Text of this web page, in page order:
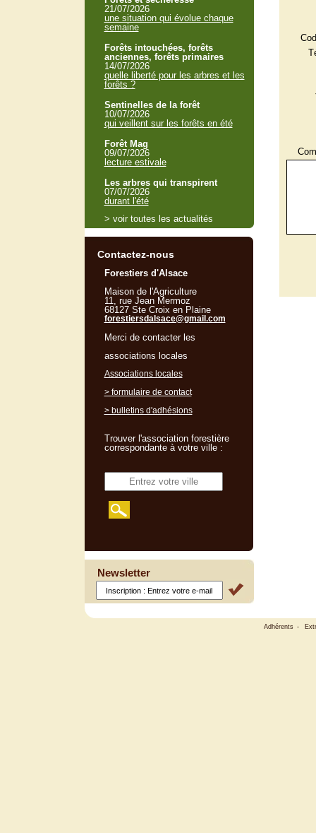
21/07/2026
une situation qui évolue chaque
semaine
Forêts intouchées, forêts
anciennes, forêts primaires
14/07/2026
quelle liberté pour les arbres et les
forêts ?
Sentinelles de la forêt
10/07/2026
qui veillent sur les forêts en été
Forêt Mag
09/07/2026
lecture estivale
Les arbres qui transpirent
07/07/2026
durant l'été
> voir toutes les actualités
Contactez-nous
Forestiers d'Alsace
Maison de l'Agriculture
11, rue Jean Mermoz
68127 Ste Croix en Plaine
forestiersdalsace@gmail.com
Merci de contacter les
associations locales
Associations locales
> formulaire de contact
> bulletins d'adhésions
Trouver l'association forestière
correspondante à votre ville :
Newsletter
Adhérents -